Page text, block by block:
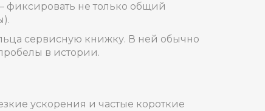
фиксировать не только общий
сервисную книжку. В ней обычно
в истории.
ускорения и частые короткие